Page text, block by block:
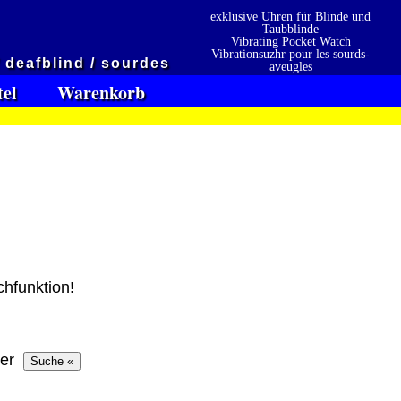
/ sourdes
exklusive Uhren für Blinde und
Taubblinde
Vibrating Pocket Watch
Vibrationsuzhr pour les sourds-
aveugles
Vibrationsuzhr para sordo-ciego
Warenkorb